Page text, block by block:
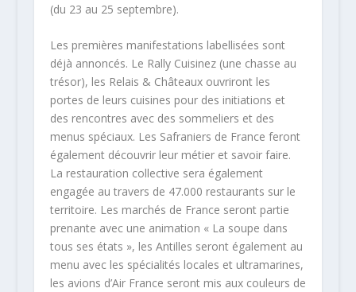
(du 23 au 25 septembre).
Les premières manifestations labellisées sont
déjà annoncés. Le Rally Cuisinez (une chasse au
trésor), les Relais & Châteaux ouvriront les
portes de leurs cuisines pour des initiations et
des rencontres avec des sommeliers et des
menus spéciaux. Les Safraniers de France feront
également découvrir leur métier et savoir faire.
La restauration collective sera également
engagée au travers de 47.000 restaurants sur le
territoire. Les marchés de France seront partie
prenante avec une animation « La soupe dans
tous ses états », les Antilles seront également au
menu avec les spécialités locales et ultramarines,
les avions d’Air France seront mis aux couleurs de